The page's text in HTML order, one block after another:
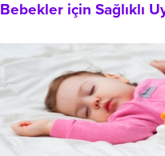
Bebekler için Sağlıklı